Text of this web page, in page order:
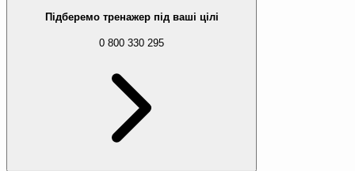
Підберемо тренажер під ваші цілі
0 800 330 295